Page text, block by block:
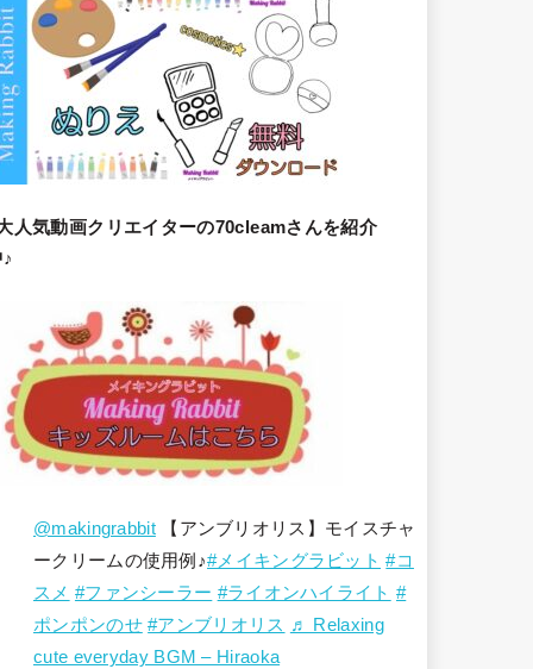
人気動画クリエイターの70cleamさんを紹介
@makingrabbit【アンブリオリス】モイスチャ
ークリームの使用例♪#メイキングラビット #コ
スメ #ファンシーラー #ライオンハイライト #
ポンポンのせ #アンブリオリス ♬ Relaxing
cute everyday BGM – Hiraoka